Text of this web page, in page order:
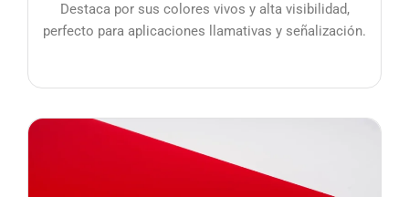
Destaca por sus colores vivos y alta visibilidad,
perfecto para aplicaciones llamativas y señalización.